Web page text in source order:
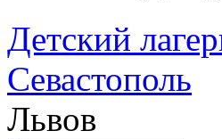
Детский
Севастополь
Львов